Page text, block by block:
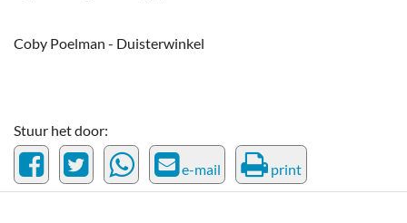
Coby Poelman - Duisterwinkel
Stuur het door:
e-mail print